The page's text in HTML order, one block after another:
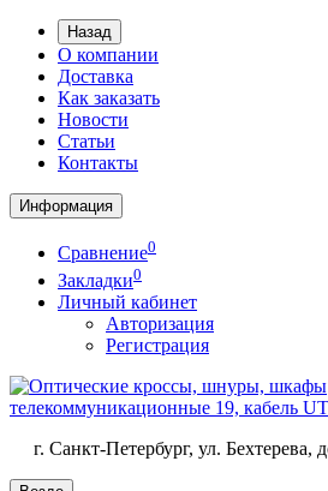
Назад
О компании
Доставка
Как заказать
Новости
Статьи
Контакты
Информация
Сравнение0
Закладки0
Личный кабинет
Авторизация
Регистрация
г. Санкт-Петербург, ул.